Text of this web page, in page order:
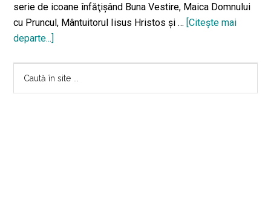
serie de icoane înfăţişând Buna Vestire, Maica Domnului
cu Pruncul, Mântuitorul Iisus Hristos şi … [Citeşte mai
departe...]
–
Bara
principală